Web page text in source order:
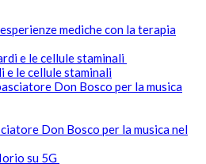
mediche con la terapia
e le cellule staminali
Don Bosco per la musica nel